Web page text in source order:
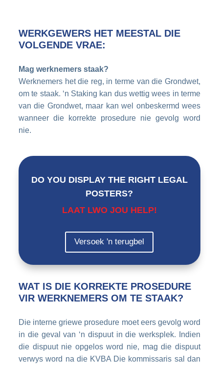
WERKGEWERS HET MEESTAL DIE
VOLGENDE VRAE:
Mag werknemers staak?
Werknemers het die reg, in terme van die Grondwet,
om te staak. ‘n Staking kan dus wettig wees in terme
van die Grondwet, maar kan wel onbeskermd wees
wanneer die korrekte prosedure nie gevolg word
nie.
DO YOU DISPLAY THE RIGHT LEGAL
POSTERS?
LAAT LWO JOU HELP!
Versoek 'n terugbel
WAT IS DIE KORREKTE PROSEDURE
VIR WERKNEMERS OM TE STAAK?
Die interne griewe prosedure moet eers gevolg word
in die geval van ‘n dispuut in die werksplek. Indien
die dispuut nie opgelos word nie, mag die dispuut
verwys word na die KVBA Die kommissaris sal dan